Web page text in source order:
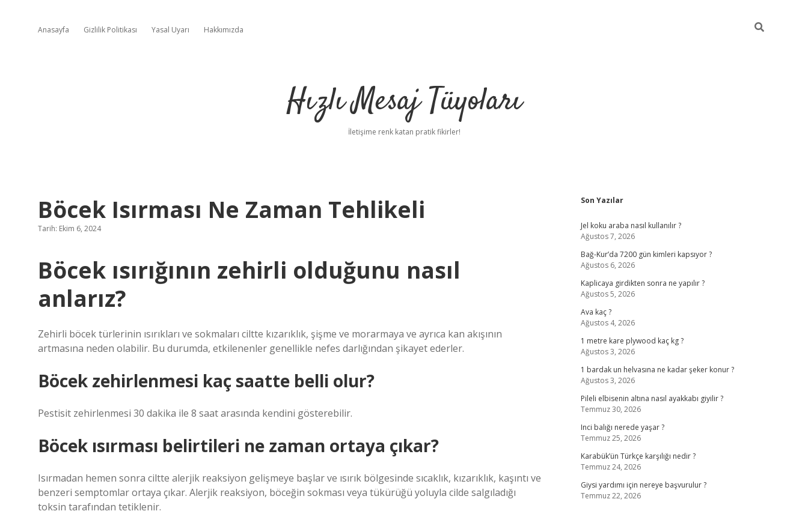
Anasayfa Gizlilik Politikası Yasal Uyarı Hakkımızda
Hızlı Mesaj Tüyoları
İletişime renk katan pratik fikirler!
Böcek Isırması Ne Zaman Tehlikeli
Tarih: Ekim 6, 2024
Böcek ısırığının zehirli olduğunu nasıl
anlarız?
Zehirli böcek türlerinin ısırıkları ve sokmaları ciltte kızarıklık, şişme ve morarmaya ve ayrıca kan akışının
artmasına neden olabilir. Bu durumda, etkilenenler genellikle nefes darlığından şikayet ederler.
Böcek zehirlenmesi kaç saatte belli olur?
Pestisit zehirlenmesi 30 dakika ile 8 saat arasında kendini gösterebilir.
Böcek ısırması belirtileri ne zaman ortaya çıkar?
Isırmadan hemen sonra ciltte alerjik reaksiyon gelişmeye başlar ve ısırık bölgesinde sıcaklık, kızarıklık, kaşıntı ve
benzeri semptomlar ortaya çıkar. Alerjik reaksiyon, böceğin sokması veya tükürüğü yoluyla cilde salgıladığı
toksin tarafından tetiklenir.
Sidebar
Son Yazılar
Jel koku araba nasıl kullanılır ?
Ağustos 7, 2026
Bağ-Kur’da 7200 gün kimleri kapsıyor ?
Ağustos 6, 2026
Kaplicaya girdikten sonra ne yapılır ?
Ağustos 5, 2026
Ava kaç ?
Ağustos 4, 2026
1 metre kare plywood kaç kg ?
Ağustos 3, 2026
1 bardak un helvasına ne kadar şeker konur ?
Ağustos 3, 2026
Pileli elbisenin altına nasıl ayakkabı giyilir ?
Temmuz 30, 2026
Inci balığı nerede yaşar ?
Temmuz 25, 2026
Karabük’ün Türkçe karşılığı nedir ?
Temmuz 24, 2026
Giysi yardımı için nereye başvurulur ?
Temmuz 22, 2026